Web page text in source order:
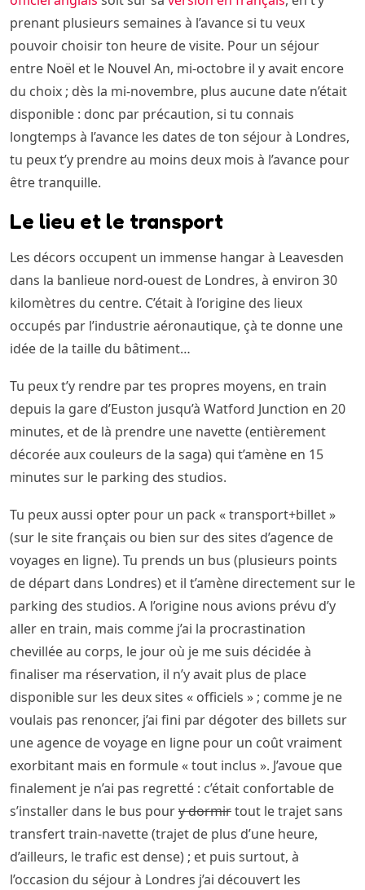
prenant plusieurs semaines à l’avance si tu veux
pouvoir choisir ton heure de visite. Pour un séjour
entre Noël et le Nouvel An, mi-octobre il y avait encore
du choix ; dès la mi-novembre, plus aucune date n’était
disponible : donc par précaution, si tu connais
longtemps à l’avance les dates de ton séjour à Londres,
tu peux t’y prendre au moins deux mois à l’avance pour
être tranquille.
Le lieu et le transport
Les décors occupent un immense hangar à Leavesden
dans la banlieue nord-ouest de Londres, à environ 30
kilomètres du centre. C’était à l’origine des lieux
occupés par l’industrie aéronautique, çà te donne une
idée de la taille du bâtiment…
Tu peux t’y rendre par tes propres moyens, en train
depuis la gare d’Euston jusqu’à Watford Junction en 20
minutes, et de là prendre une navette (entièrement
décorée aux couleurs de la saga) qui t’amène en 15
minutes sur le parking des studios.
Tu peux aussi opter pour un pack « transport+billet »
(sur le site français ou bien sur des sites d’agence de
voyages en ligne). Tu prends un bus (plusieurs points
de départ dans Londres) et il t’amène directement sur le
parking des studios. A l’origine nous avions prévu d’y
aller en train, mais comme j’ai la procrastination
chevillée au corps, le jour où je me suis décidée à
finaliser ma réservation, il n’y avait plus de place
disponible sur les deux sites « officiels » ; comme je ne
voulais pas renoncer, j’ai fini par dégoter des billets sur
une agence de voyage en ligne pour un coût vraiment
exorbitant mais en formule « tout inclus ». J’avoue que
finalement je n’ai pas regretté : c’était confortable de
s’installer dans le bus poury dormirtout le trajet sans
transfert train-navette (trajet de plus d’une heure,
d’ailleurs, le trafic est dense) ; et puis surtout, à
l’occasion du séjour à Londres j’ai découvert les